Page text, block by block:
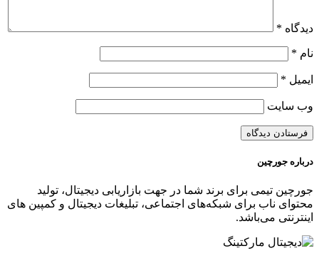
دیدگاه *
نام *
ایمیل *
وب‌ سایت
درباره جورچین
جورچین تیمی برای برند شما در جهت بازاریابی دیجیتال، تولید
محتوای ناب برای شبکه‌های اجتماعی، تبلیغات دیجیتال و کمپین های
اینترنتی می‌باشد.